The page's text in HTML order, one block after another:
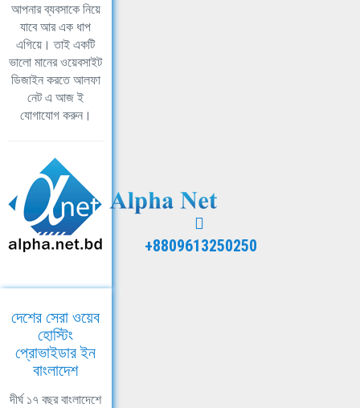
আপনার ব্যবসাকে নিয়ে
যাবে আর এক ধাপ
এগিয়ে। তাই একটি
ভালো মানের ওয়েবসাইট
ডিজাইন করতে আলফা
নেট এ আজ ই
যোগাযোগ করুন।
+8809613250250
দেশের সেরা ওয়েব
হোস্টিং
প্রোভাইডার ইন
বাংলাদেশ
দীর্ঘ ১৭ বছর বাংলাদেশে